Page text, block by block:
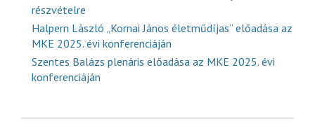
részvételre
Halpern László „Kornai János életműdíjas” előadása az
MKE 2025. évi konferenciáján
Szentes Balázs plenáris előadása az MKE 2025. évi
konferenciáján